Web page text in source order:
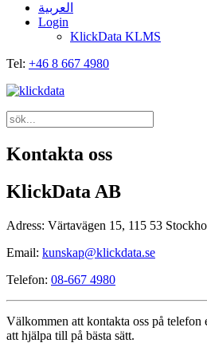
العربية
Login
KlickData KLMS
Tel: +46 8 667 4980
Kontakta oss
KlickData AB
Adress: Värtavägen 15, 115 53
Email: kunskap@klickdata.se
Telefon: 08-667 4980
Välkommen att kontakta oss på telefon
att hjälpa till på bästa sätt.